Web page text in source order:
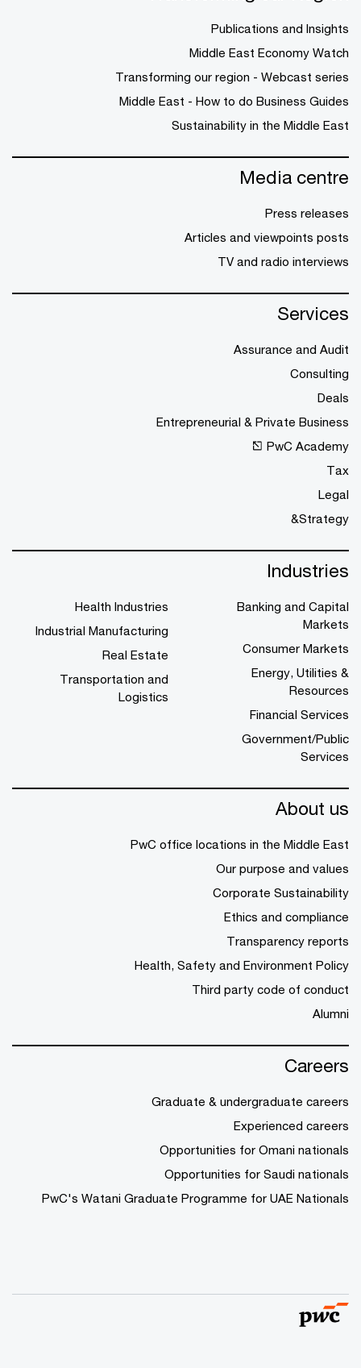
Publications and Insights
Middle East Economy Watch
Transforming our region - Webcast series
Middle East - How to do Business Guides
Sustainability in the Middle East
Media centre
Press releases
Articles and viewpoints posts
TV and radio interviews
Services
Assurance and Audit
Consulting
Deals
Entrepreneurial & Private Business
PwC Academy
Tax
Legal
Strategy&
Industries
Banking and Capital
Markets
Consumer Markets
Energy, Utilities &
Resources
Financial Services
Government/Public
Services
Health Industries
Industrial Manufacturing
Real Estate
Transportation and
Logistics
About us
PwC office locations in the Middle East
Our purpose and values
Corporate Sustainability
Ethics and compliance
Transparency reports
Health, Safety and Environment Policy
Third party code of conduct
Alumni
Careers
Graduate & undergraduate careers
Experienced careers
Opportunities for Omani nationals
Opportunities for Saudi nationals
PwC's Watani Graduate Programme for UAE Nationals